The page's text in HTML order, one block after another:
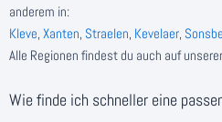
anderem in:
Kleve Xanten Straelen Kevelaer
Alle Regionen findest du auch auf unserer
Wie finde ich schneller eine